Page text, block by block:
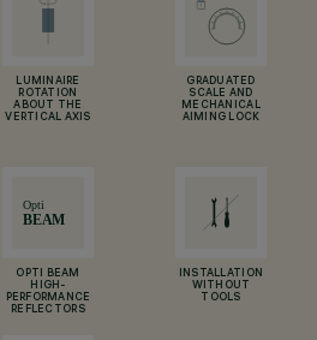
LUMINAIRE
ROTATION
ABOUT THE
VERTICAL AXIS
GRADUATED
SCALE AND
MECHANICAL
AIMING LOCK
OPTI BEAM
HIGH-
PERFORMANCE
REFLECTORS
INSTALLATION
WITHOUT
TOOLS